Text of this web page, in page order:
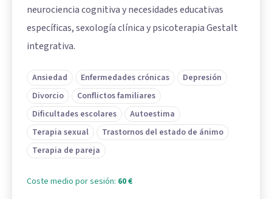
neurociencia cognitiva y necesidades educativas
específicas, sexología clínica y psicoterapia Gestalt
integrativa.
Ansiedad Enfermedades crónicas
Depresión
Divorcio
Conflictos familiares
Dificultades escolares
Autoestima
Terapia sexual
Trastornos del estado de ánimo
Terapia de pareja
Coste medio por sesión: 60 €